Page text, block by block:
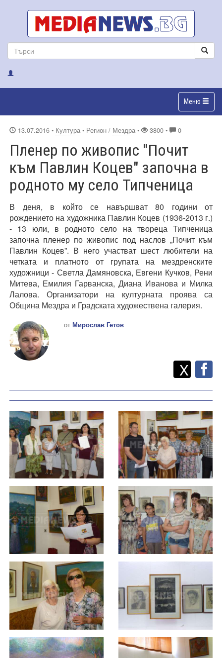
Меню
13.07.2016 • Култура • Регион / Мездра • 3800 • 0
Пленер по живопис "Почит
към Павлин Коцев" започна в
родното му село Типченица
В деня, в който се навършват 80 години от
рождението на художника Павлин Коцев (1936-2013 г.)
- 13 юли, в родното село на твореца Типченица
започна пленер по живопис под наслов „Почит към
Павлин Коцев”. В него участват шест любители на
четката и платното от групата на мездренските
художници - Светла Дамяновска, Евгени Кучков, Рени
Митева, Емилия Гарванска, Диана Иванова и Милка
Лалова. Организатори на културната проява са
Община Мездра и Градската художествена галерия.
от Мирослав Гетов
Споделете
X